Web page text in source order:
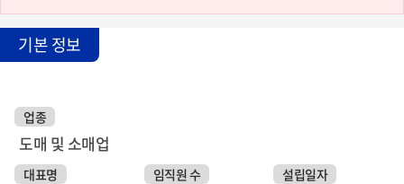
기본 정보
업종
도매 및 소매업
대표명 임직원 수 설립일자